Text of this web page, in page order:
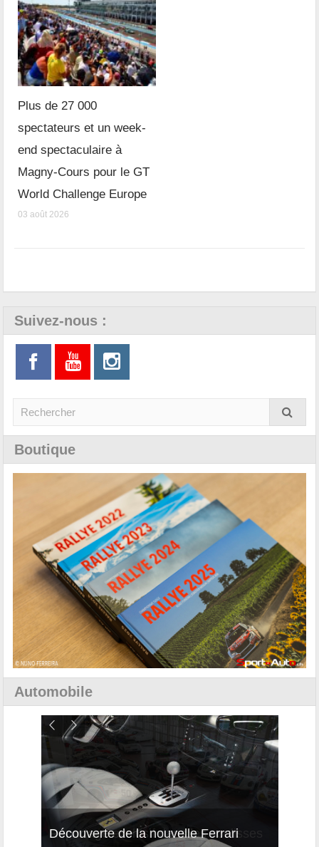
Plus de 27 000
spectateurs et un week-
end spectaculaire à
Magny-Cours pour le GT
World Challenge Europe
03 août 2026
Suivez-nous :
Boutique
Automobile
Découverte de la nouvelle Ferrari